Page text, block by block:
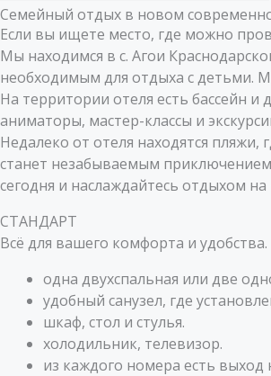
Семейный отдых в новом
Если вы ищете место, где можно
Мы находимся в с. Агои
необходимым для отдыха с детьми.
На территории отеля есть бассейн и
аниматоры, мастер-классы и
Недалеко от отеля находятся
станет незабываемым
сегодня и наслаждайтесь отдыхом
СТАНДАРТ
Всё для вашего комфорта и удобства.
одна двухспальная или две
удобный санузел, где
шкаф, стол и стулья.
холодильник, телевизор.
из каждого номера есть